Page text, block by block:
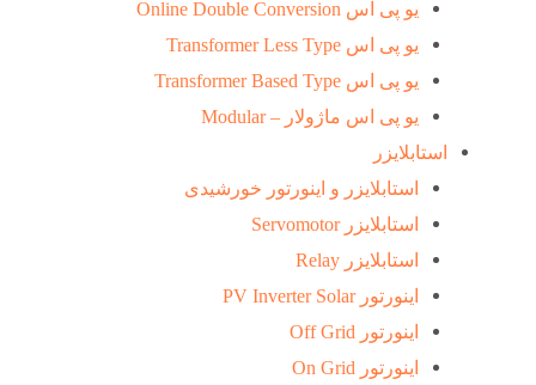
یو پی اس Online Double Conversion
یو پی اس Transformer Less Type
یو پی اس Transformer Based Type
یو پی اس ماژولار – Modular
استابلایزر
استابلایزر و اینورتور خورشیدی
استابلایزر Servomotor
استابلایزر Relay
اینورتور PV Inverter Solar
اینورتور Off Grid
اینورتور On Grid